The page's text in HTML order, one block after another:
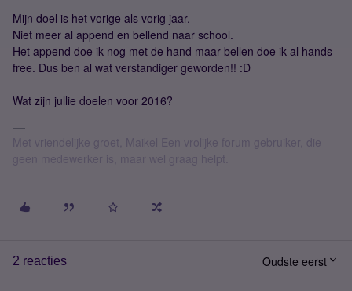
Mijn doel is het vorige als vorig jaar.
Niet meer al append en bellend naar school.
Het append doe ik nog met de hand maar bellen doe ik al hands
free. Dus ben al wat verstandiger geworden!! :D
Wat zijn jullie doelen voor 2016?
Met vriendelijke groet, Maikel Een vrolijke forum gebruiker, die
geen medewerker is, maar wel graag helpt.
2 reacties Oudste eerst